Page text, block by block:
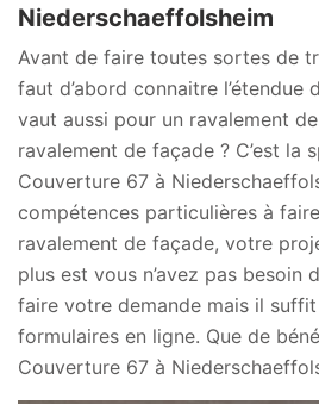
Niederschaeffolsheim
Avant de faire toutes sortes de
faut d’abord connaitre l’étendue
vaut aussi pour un ravalement
ravalement de façade ? C’est la
Couverture 67 à
compétences particulières à
ravalement de façade, votre
plus est vous n’avez pas besoin
faire votre demande mais il
formulaires en ligne. Que de
Couverture 67 à